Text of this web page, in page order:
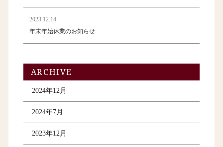
2023.12.14
年末年始休業のお知らせ
ARCHIVE
2024年12月
2024年7月
2023年12月